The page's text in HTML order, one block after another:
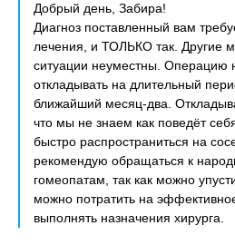
Добрый день, Забира!
Диагноз поставленный вам
лечения, и ТОЛЬКО так. Другие
ситуации неуместны. Операцию
откладывать на длительный
ближайший месяц-два.
что мы не знаем как поведёт
быстро распространиться на
рекомендую обращаться к
гомеопатам, так как можно
можно потратить на
выполнять назначения хирурга.